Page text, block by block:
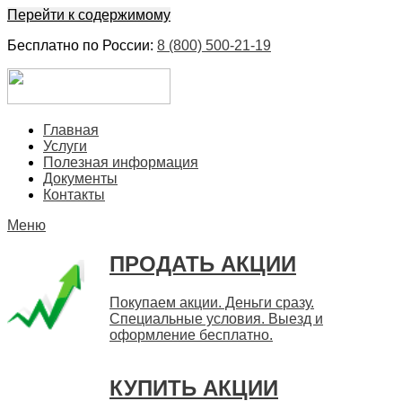
Перейти к содержимому
Бесплатно по России: 8 (800) 500-21-19
БыстроГлавная
Услуги
Полезная информация
Документы
Контакты
Меню
ПРОДАТЬ АКЦИИ
Покупаем акции. Деньги сразу.
Специальные условия. Выезд и
оформление бесплатно.
КУПИТЬ АКЦИИ